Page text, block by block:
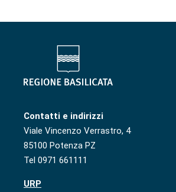
Contatti e indirizzi
Viale Vincenzo Verrastro, 4
85100 Potenza PZ
Tel 0971 661111
URP